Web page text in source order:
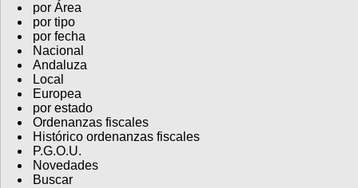
por Área
por tipo
por fecha
Nacional
Andaluza
Local
Europea
por estado
Ordenanzas fiscales
Histórico ordenanzas fiscales
P.G.O.U.
Novedades
Buscar